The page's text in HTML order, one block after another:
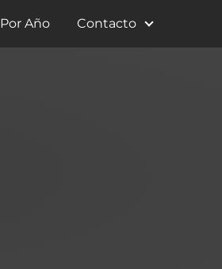
Por Año Contacto